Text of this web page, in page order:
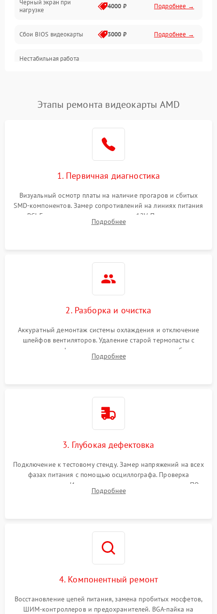
Электропитание
ПО
Электронные компоненты
Общие поломки
Механические повреждения
Черный экран при
нагрузке
4000 ₽ Подробнее →
Сбои BIOS видеокарты 3000 ₽ Подробнее →
Нестабильная работа
Этапы ремонта видеокарты AMD
1. Первичная диагностика
Визуальный осмотр платы на наличие прогаров и сбитых
SMD-компонентов. Замер сопротивлений на линиях питания
PCI-E и дополнительных разъемах 12V. Проверка на
короткое замыкание основных дросселей питания GPU и
Подробнее
2. Разборка и очистка
Аккуратный демонтаж системы охлаждения и отключение
шлейфов вентиляторов. Удаление старой термопасты с
кристалла графического чипа и термопрокладок с банок
памяти и зоны VRM. Очистка платы от пыли и окислов.
Подробнее
3. Глубокая дефектовка
Подключение к тестовому стенду. Замер напряжений на всех
фазах питания с помощью осциллографа. Проверка
инициализации. Использование специализированного ПО
MATS
Подробнее
4. Компонентный ремонт
Восстановление цепей питания, замена пробитых мосфетов,
ШИМ-контроллеров и предохранителей. BGA-пайка на